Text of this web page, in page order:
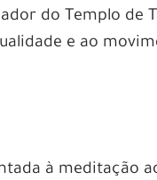
do Templo de
e ao
à meditação